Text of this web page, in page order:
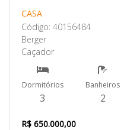
CASA
Código: 40156484
Berger
Caçador
Dormitórios
3
Banheiros
2
R$ 650.000,00